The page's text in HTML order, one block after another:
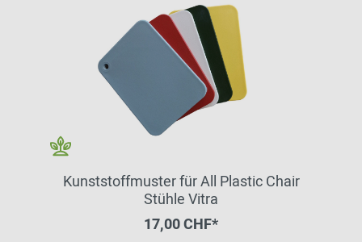
Kunststoffmuster für All Plastic Chair
Stühle Vitra
17,00 CHF*